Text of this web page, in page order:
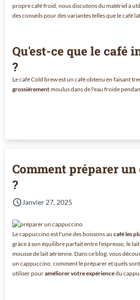
propre café froid, nous discutons du matériel à
des conseils pour des variantes telles que le café
Qu'est-ce que le café
?
Le café Cold brew est un café obtenu en faisant
grossièrementmoulus dans de l'eau froide
Comment préparer
?
Janvier 27, 2025
Le cappuccino est l'une des boissons au café les
grâce à son équilibre parfait entre l'espresso, le
mousse de lait aérienne. Dans ce blog, vous
un cappuccino, comment le préparer et quels
utiliser pouraméliorer votre expériencedu